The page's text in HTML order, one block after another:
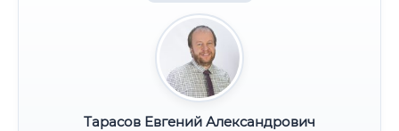
Тарасов Евгений Александрович